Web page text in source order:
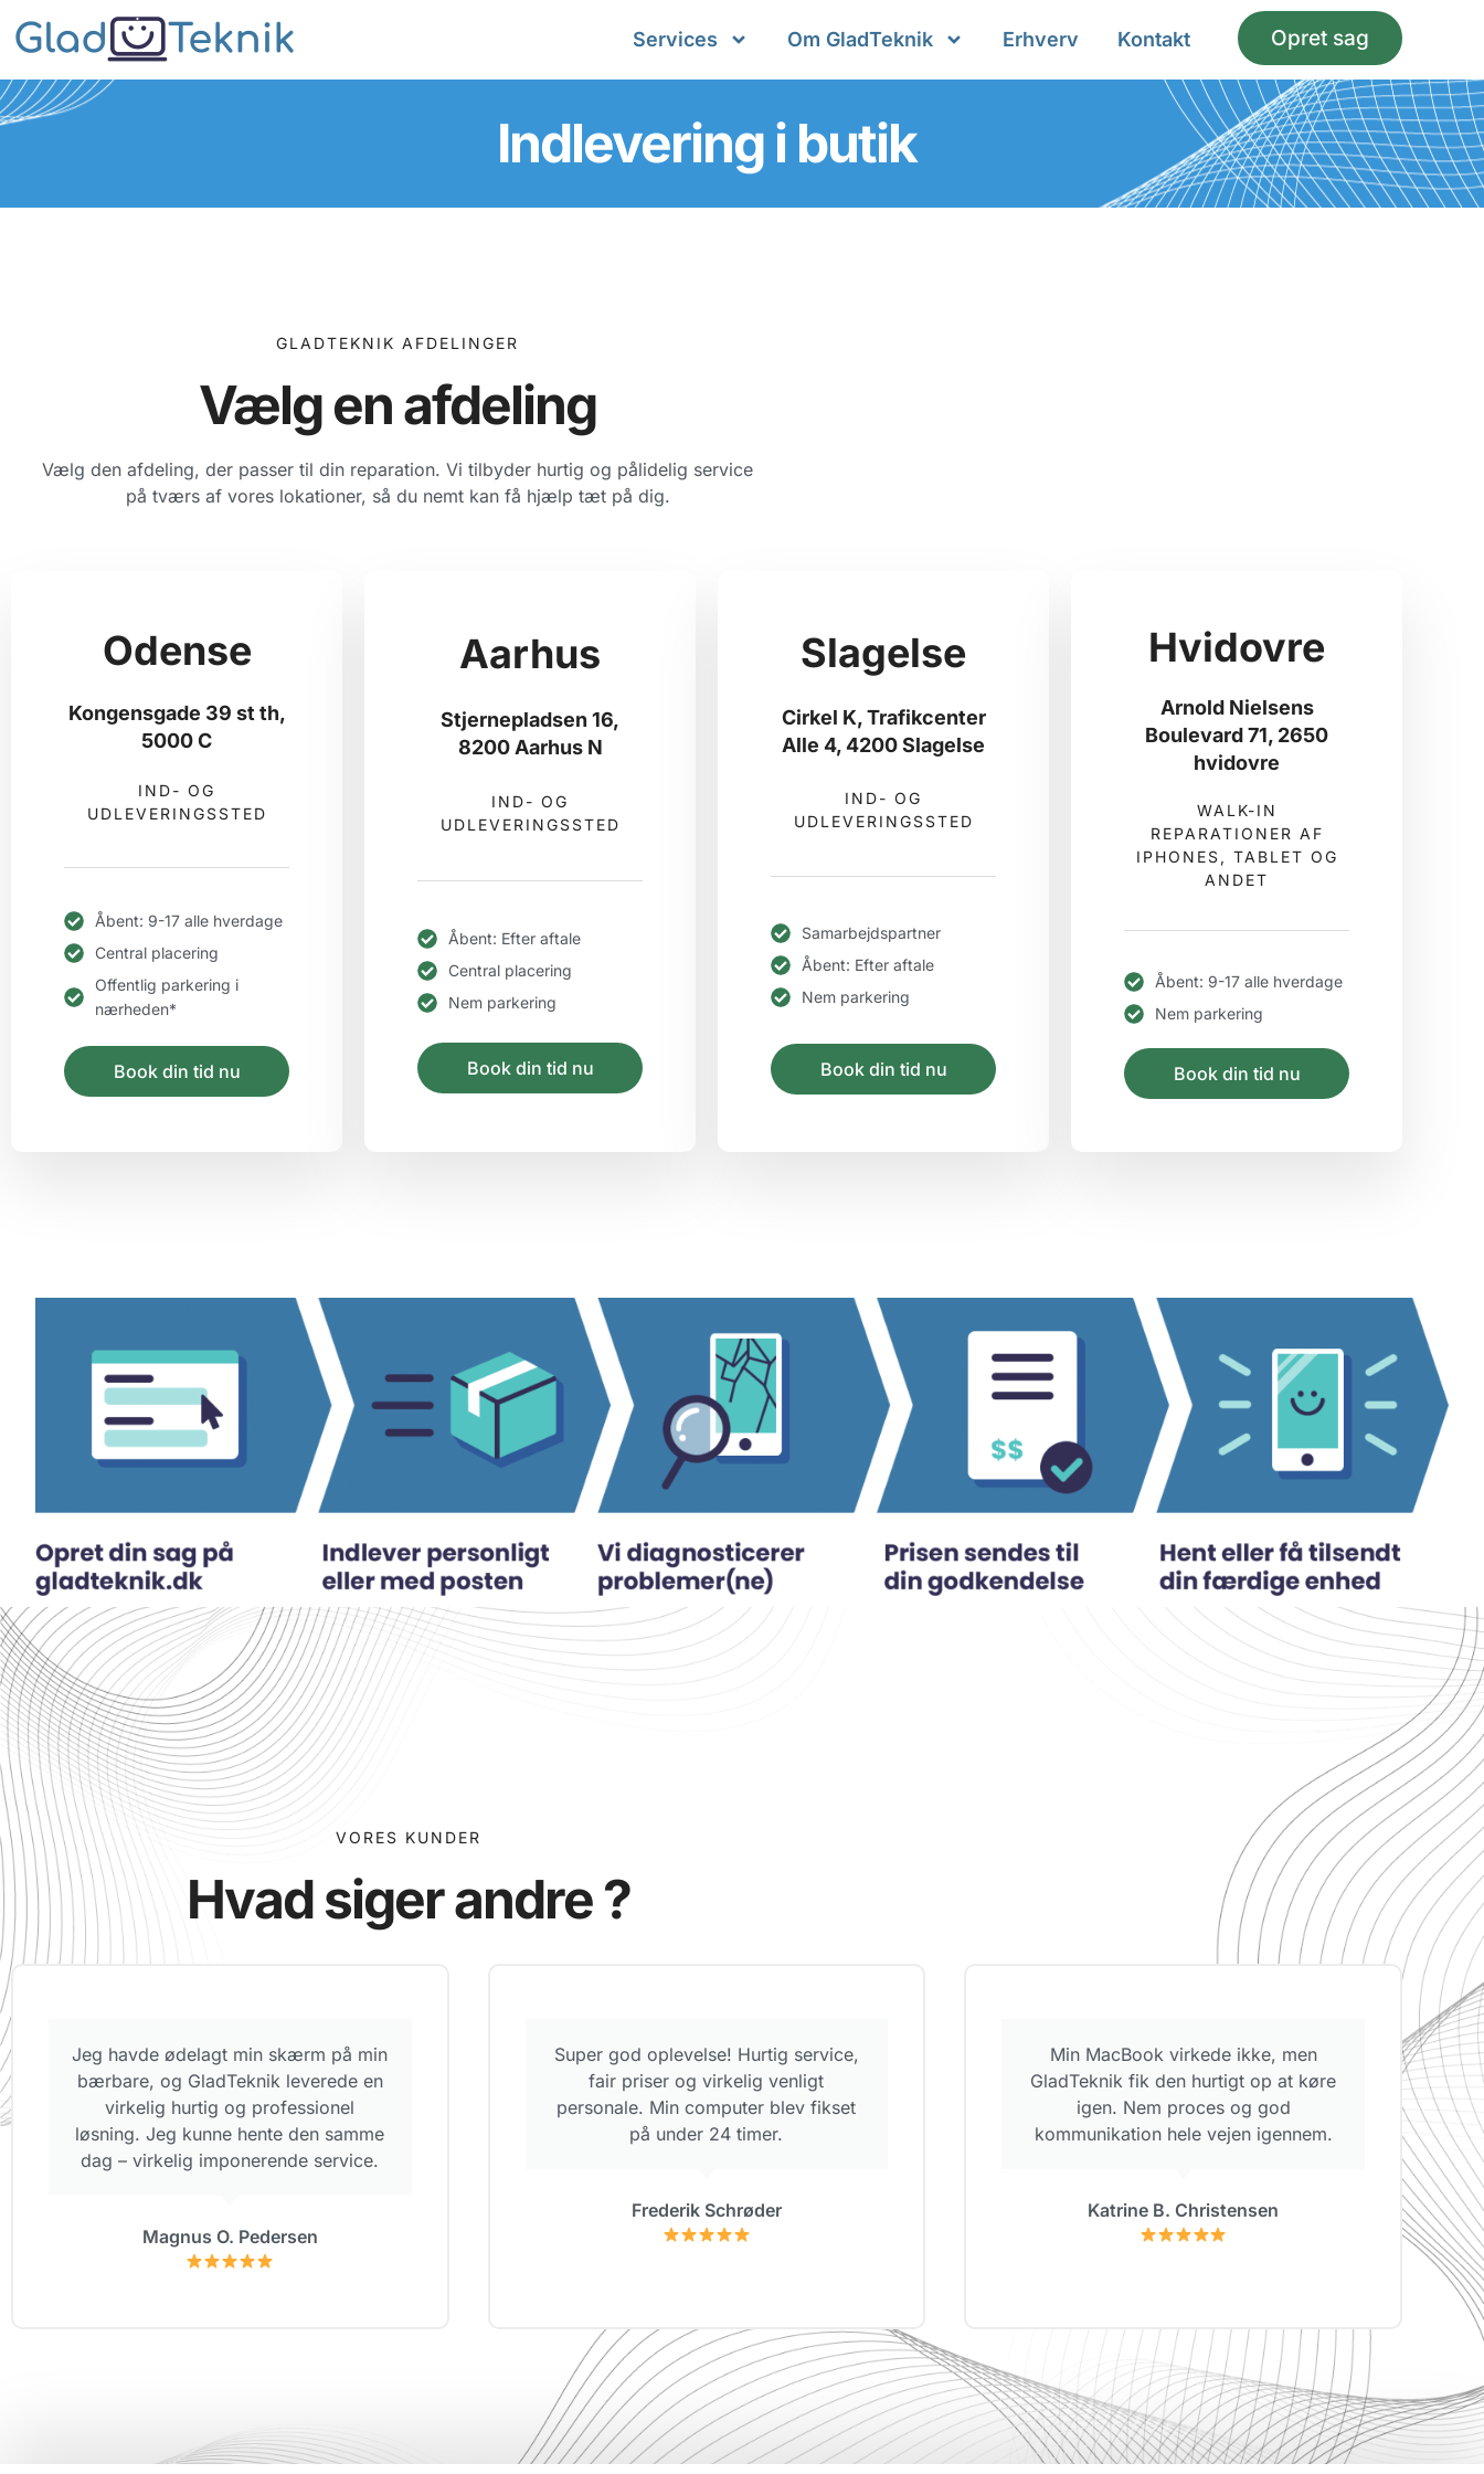
Services Om GladTeknik Erhverv Kontakt Opret sag
Indlevering i butik
GLADTEKNIK AFDELINGER
Vælg en afdeling
Vælg den afdeling, der passer til din reparation. Vi tilbyder hurtig og pålidelig service
på tværs af vores lokationer, så du nemt kan få hjælp tæt på dig.
Odense
Kongensgade 39 st th,
5000 C
IND- OG
UDLEVERINGSSTED
Åbent: 9-17 alle hverdage
Central placering
Offentlig parkering i
nærheden*
Book din tid nu
Aarhus
Stjernepladsen 16,
8200 Aarhus N
IND- OG
UDLEVERINGSSTED
Åbent: Efter aftale
Central placering
Nem parkering
Book din tid nu
Slagelse
Cirkel K, Trafikcenter
Alle 4, 4200 Slagelse
IND- OG
UDLEVERINGSSTED
Samarbejdspartner
Åbent: Efter aftale
Nem parkering
Book din tid nu
Hvidovre
Arnold Nielsens
Boulevard 71, 2650
hvidovre
WALK-IN
REPARATIONER AF
IPHONES, TABLET OG
ANDET
Åbent: 9-17 alle hverdage
Nem parkering
Book din tid nu
VORES KUNDER
Hvad siger andre ?
Jeg havde ødelagt min skærm på min
bærbare, og GladTeknik leverede en
virkelig hurtig og professionel
løsning. Jeg kunne hente den samme
dag – virkelig imponerende service.
Magnus O. Pedersen
Super god oplevelse! Hurtig service,
fair priser og virkelig venligt
personale. Min computer blev fikset
på under 24 timer.
Frederik Schrøder
Min MacBook virkede ikke, men
GladTeknik fik den hurtigt op at køre
igen. Nem proces og god
kommunikation hele vejen igennem.
Katrine B. Christensen